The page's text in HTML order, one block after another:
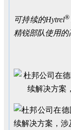
可持续的Hytrel®
精锐部队使用的